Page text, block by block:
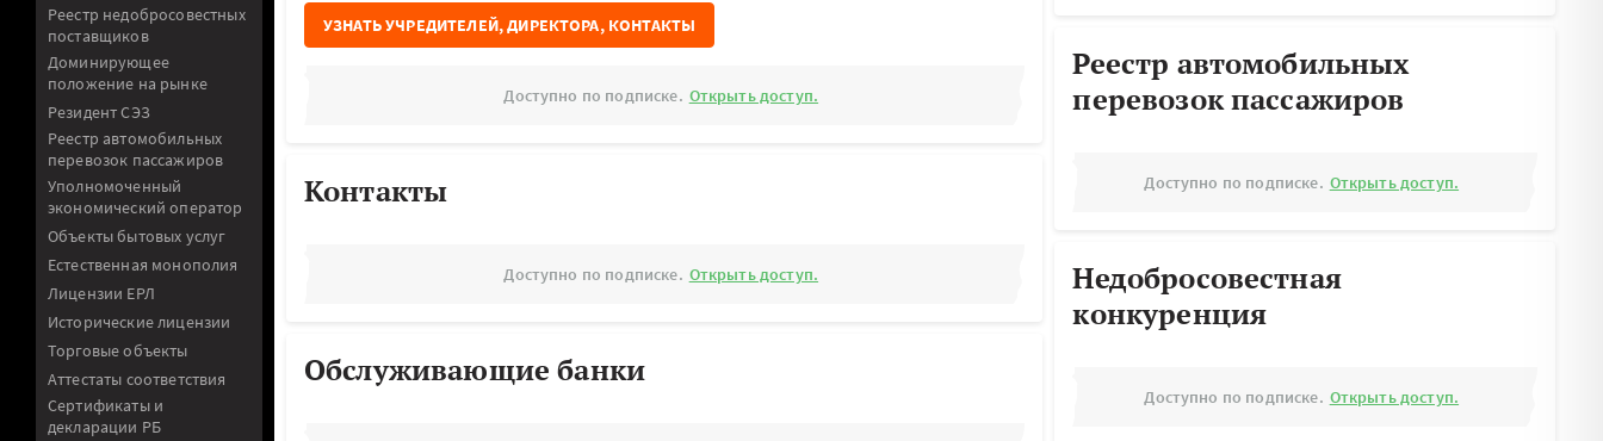
Реестр недобросовестных
поставщиков
Доминирующее
положение на рынке
Резидент СЭЗ
Реестр автомобильных
перевозок пассажиров
Уполномоченный
экономический оператор
Объекты бытовых услуг
Естественная монополия
Лицензии ЕРЛ
Исторические лицензии
Торговые объекты
Аттестаты соответствия
Сертификаты и
декларации РБ
УЗНАТЬ УЧРЕДИТЕЛЕЙ, ДИРЕКТОРА, КОНТАКТЫ
Доступно по подписке. Открыть доступ.
Контакты
Доступно по подписке. Открыть доступ.
Обслуживающие банки
Реестр автомобильных
перевозок пассажиров
Доступно по подписке. Открыть доступ.
Недобросовестная
конкуренция
Доступно по подписке. Открыть доступ.